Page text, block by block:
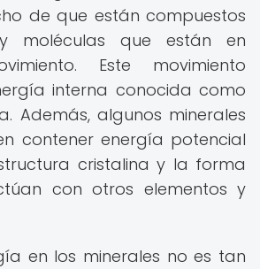
de que están compuestos
moléculas que están en
Este movimiento
interna conocida como
Además, algunos minerales
contener energía potencial
cristalina y la forma
con otros elementos y
en los minerales no es tan